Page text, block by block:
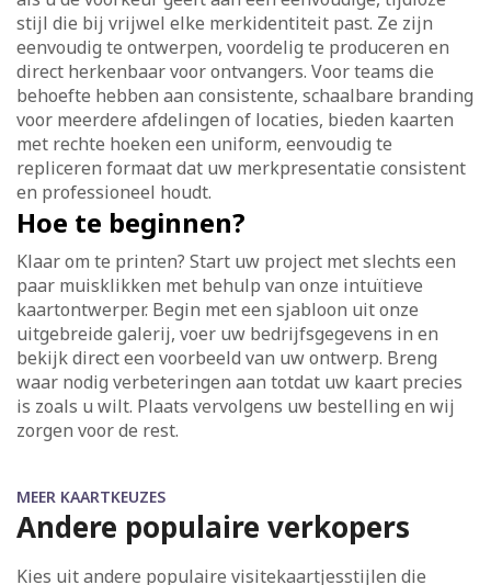
stijl die bij vrijwel elke merkidentiteit past. Ze zijn
eenvoudig te ontwerpen, voordelig te produceren en
direct herkenbaar voor ontvangers. Voor teams die
behoefte hebben aan consistente, schaalbare branding
voor meerdere afdelingen of locaties, bieden kaarten
met rechte hoeken een uniform, eenvoudig te
repliceren formaat dat uw merkpresentatie consistent
en professioneel houdt.
Hoe te beginnen?
Klaar om te printen? Start uw project met slechts een
paar muisklikken met behulp van onze intuïtieve
kaartontwerper. Begin met een sjabloon uit onze
uitgebreide galerij, voer uw bedrijfsgegevens in en
bekijk direct een voorbeeld van uw ontwerp. Breng
waar nodig verbeteringen aan totdat uw kaart precies
is zoals u wilt. Plaats vervolgens uw bestelling en wij
zorgen voor de rest.
MEER KAARTKEUZES
Andere populaire verkopers
Kies uit andere populaire visitekaartjesstijlen die